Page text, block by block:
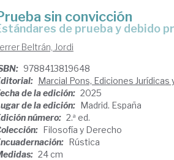
sin convicción
estándares de prueba y debido
Beltrán, Jordi
9788413819648
Marcial Pons, Ediciones Jurídicas
de la edición: 2025
de la edición: Madrid. España
número: 2.ª ed.
Filosofía y Derecho
Rústica
24 cm